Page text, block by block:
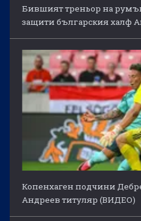
Бившият треньор на
защити българския халф
Копенхаген подчини
Андреев титуляр (ВИДЕО)